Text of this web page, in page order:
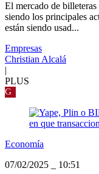
El mercado de
siendo los principales
están siendo usad...
Empresas
Christian Alcalá
|
PLUS
G
Economía
07/02/2025
10:51